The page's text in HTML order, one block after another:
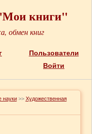
книги"
обмен книг
Пользователи
Войти
науки >> Художественная